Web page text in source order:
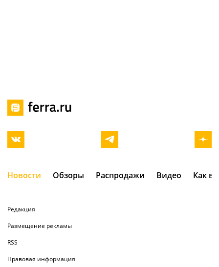
Новости Обзоры Распродажи Видео Как
Редакция
Размещение рекламы
RSS
Правовая информация